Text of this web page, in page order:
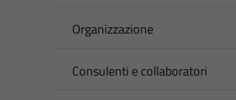
Organizzazione
Consulenti e collaboratori